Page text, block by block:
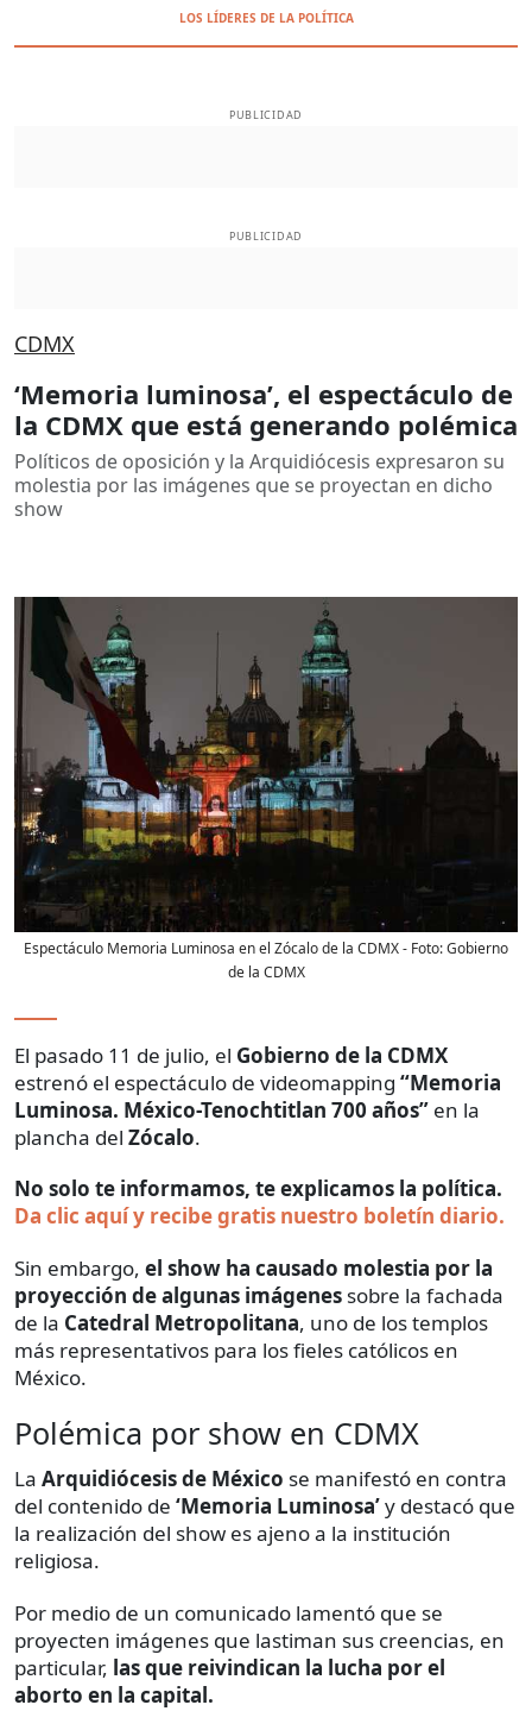
LOS LÍDERES DE LA POLÍTICA
PUBLICIDAD
PUBLICIDAD
CDMX
‘Memoria luminosa’, el espectáculo de
la CDMX que está generando polémica
Políticos de oposición y la Arquidiócesis expresaron su
molestia por las imágenes que se proyectan en dicho
show
Espectáculo Memoria Luminosa en el Zócalo de la CDMX- Foto:Gobierno
de la CDMX
El pasado 11 de julio, el Gobierno de la CDMX
estrenó el espectáculo de videomapping “Memoria
Luminosa. México-Tenochtitlan 700 años” en la
plancha del Zócalo.
No solo te informamos, te explicamos la política.
Da clic aquí y recibe gratis nuestro boletín diario.
Sin embargo, el show ha causado molestia por la
proyección de algunas imágenes sobre la fachada
de la Catedral Metropolitana, uno de los templos
más representativos para los fieles católicos en
México.
Polémica por show en CDMX
La Arquidiócesis de México se manifestó en contra
del contenido de ‘Memoria Luminosa’y destacó que
la realización del show es ajeno a la institución
religiosa.
Por medio de un comunicado lamentó que se
proyecten imágenes que lastiman sus creencias, en
particular, las que reivindican la lucha por el
aborto en la capital.